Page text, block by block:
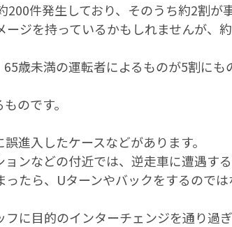
件発生しており、そのうち約2割が
ジを持っているかもしれませんが、約
歳未満の運転者によるものが5割にも
のです。
進入したケースなどがあります。
ンなどの付近では、逆走車に遭遇する
たら、Uターンやバックをするので
に目的のインターチェンジを通り過